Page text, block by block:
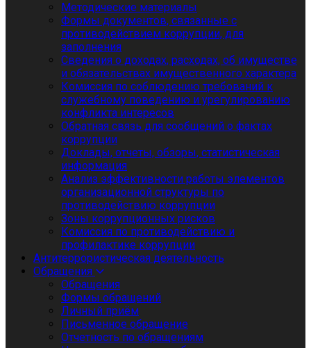
Методические материалы
Формы документов, связанные с
противодействием коррупции, для
заполнения
Сведения о доходах, расходах, об имуществе
и обязательствах имущественного характера
Комиссия по соблюдению требований к
служебному поведению и урегулированию
конфликта интересов
Обратная связь для сообщений о фактах
коррупции
Доклады, отчеты, обзоры, статистическая
информация
Анализ эффективности работы элементов
организационной структуры по
противодействию коррупции
Зоны коррупционных рисков
Комиссия по противодействию и
профилактике коррупции
Антитеррористическая деятельность
Обращения
Обращения
Формы обращений
Личный приём
Письменное обращение
Отчетность по обращениям